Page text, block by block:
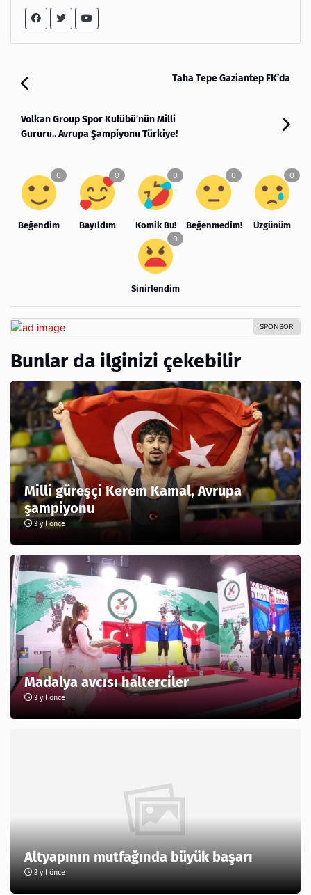
Taha Tepe Gaziantep FK’da
Volkan Group Spor Kulübü’nün Milli
Gururu.. Avrupa Şampiyonu Türkiye!
Beğendim Bayıldım Komik Bu! Beğenmedim! Üzgünüm
Sinirlendim
Bunlar da ilginizi çekebilir
Milli güreşçi Kerem Kamal, Avrupa
şampiyonu
3 yıl önce
Madalya avcısı halterciler
3 yıl önce
Altyapının mutfağında büyük başarı
3 yıl önce